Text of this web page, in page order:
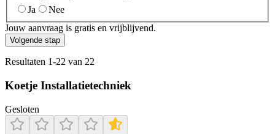
Ja
Nee
Jouw aanvraag is gratis en vrijblijvend.
Volgende stap
Resultaten 1-22 van 22
Koetje Installatietechniek
Gesloten